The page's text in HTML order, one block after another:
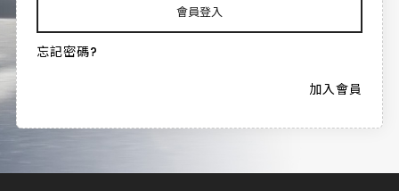
會員登入
忘記密碼?
加入會員